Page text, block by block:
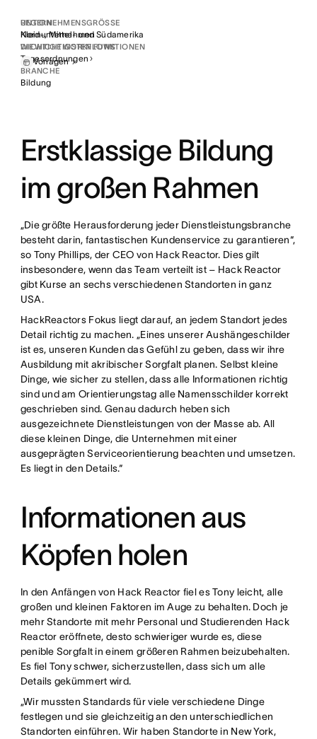
97,3 %
Eine Absolventenquote von 97,3 %
REGION
Nord-, Mittel- und Südamerika
WICHTIGE WORKFLOWS
Tagesordnungen
BRANCHE
Bildung
UNTERNEHMENSGRÖSSE
Kleinunternehmen
DIE WICHTIGSTEN FUNKTIONEN
Vorlagen
Erstklassige Bildung
im großen Rahmen
„Die größte Herausforderung jeder Dienstleistungsbranche
besteht darin, fantastischen Kundenservice zu garantieren“,
so Tony Phillips, der CEO von Hack Reactor. Dies gilt
insbesondere, wenn das Team verteilt ist – Hack Reactor
gibt Kurse an sechs verschiedenen Standorten in ganz
USA.
HackReactors Fokus liegt darauf, an jedem Standort jedes
Detail richtig zu machen. „Eines unserer Aushängeschilder
ist es, unseren Kunden das Gefühl zu geben, dass wir ihre
Ausbildung mit akribischer Sorgfalt planen. Selbst kleine
Dinge, wie sicher zu stellen, dass alle Informationen richtig
sind und am Orientierungstag alle Namensschilder korrekt
geschrieben sind. Genau dadurch heben sich
ausgezeichnete Dienstleistungen von der Masse ab. All
diese kleinen Dinge, die Unternehmen mit einer
ausgeprägten Serviceorientierung beachten und umsetzen.
Es liegt in den Details.“
Informationen aus
Köpfen holen
In den Anfängen von Hack Reactor fiel es Tony leicht, alle
großen und kleinen Faktoren im Auge zu behalten. Doch je
mehr Standorte mit mehr Personal und Studierenden Hack
Reactor eröffnete, desto schwieriger wurde es, diese
penible Sorgfalt in einem größeren Rahmen beizubehalten.
Es fiel Tony schwer, sicherzustellen, dass sich um alle
Details gekümmert wird.
„Wir mussten Standards für viele verschiedene Dinge
festlegen und sie gleichzeitig an den unterschiedlichen
Standorten einführen. Wir haben Standorte in New York,